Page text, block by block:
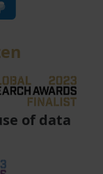
of data